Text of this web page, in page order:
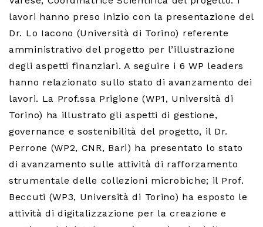
lavori hanno preso inizio con la presentazione del
Dr. Lo Iacono (Università di Torino) referente
amministrativo del progetto per l’illustrazione
degli aspetti finanziari. A seguire i 6 WP leaders
hanno relazionato sullo stato di avanzamento dei
lavori. La Prof.ssa Prigione (WP1, Università di
Torino) ha illustrato gli aspetti di gestione,
governance e sostenibilità del progetto, il Dr.
Perrone (WP2, CNR, Bari) ha presentato lo stato
di avanzamento sulle attività di rafforzamento
strumentale delle collezioni microbiche; il Prof.
Beccuti (WP3, Università di Torino) ha esposto le
attività di digitalizzazione per la creazione e